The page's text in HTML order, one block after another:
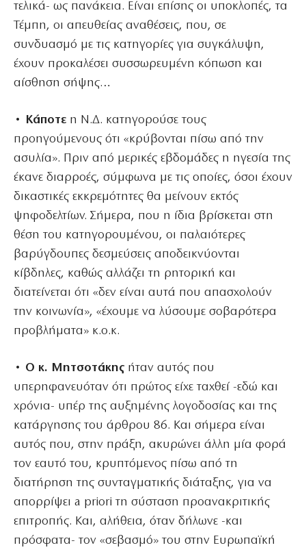
τελικά- ως πανάκεια. Είναι επίσης οι υποκλοπές, τα
Τέμπη, οι απευθείας αναθέσεις, που, σε
συνδυασμό με τις κατηγορίες για συγκάλυψη,
έχουν προκαλέσει συσσωρευμένη κόπωση και
αίσθηση σήψης…
• Κάποτε η Ν.Δ. κατηγορούσε τους
προηγούμενους ότι «κρύβονται πίσω από την
ασυλία». Πριν από μερικές εβδομάδες η ηγεσία της
έκανε διαρροές, σύμφωνα με τις οποίες, όσοι έχουν
δικαστικές εκκρεμότητες θα μείνουν εκτός
ψηφοδελτίων. Σήμερα, που η ίδια βρίσκεται στη
θέση του κατηγορουμένου, οι παλαιότερες
βαρύγδουπες δεσμεύσεις αποδεικνύονται
κίβδηλες, καθώς αλλάζει τη ρητορική και
διατείνεται ότι «δεν είναι αυτά που απασχολούν
την κοινωνία», «έχουμε να λύσουμε σοβαρότερα
προβλήματα» κ.ο.κ.
• Ο κ. Μητσοτάκης ήταν αυτός που
υπερηφανευόταν ότι πρώτος είχε ταχθεί -εδώ και
χρόνια- υπέρ της αυξημένης λογοδοσίας και της
κατάργησης του άρθρου 86. Και σήμερα είναι
αυτός που, στην πράξη, ακυρώνει άλλη μία φορά
τον εαυτό του, κρυπτόμενος πίσω από τη
διατήρηση της συνταγματικής διάταξης, για να
απορρίψει a priori τη σύσταση προανακριτικής
επιτροπής. Και, αλήθεια, όταν δήλωνε -και
πρόσφατα- τον «σεβασμό» του στην Ευρωπαϊκή